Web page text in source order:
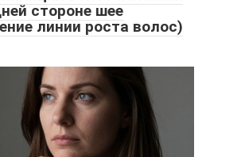
стороне шее
линии роста волос)